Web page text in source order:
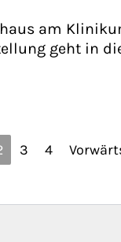
am
geht in
3 4